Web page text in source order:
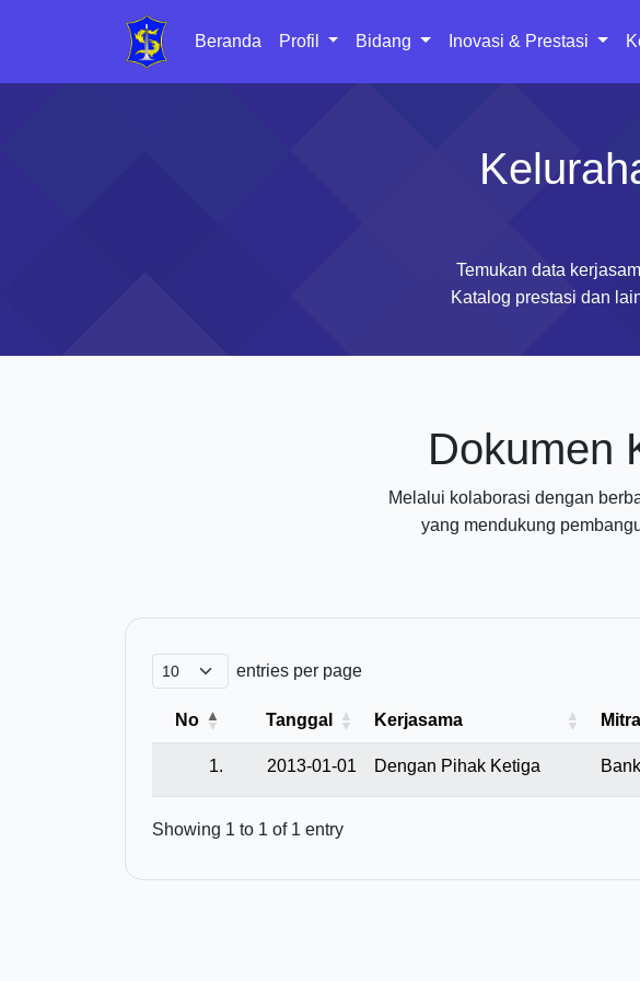
Beranda Profil Bidang Inovasi & Prestasi
Temukan data
Katalog prestasi dan
Dokumen
Melalui kolaborasi dengan
yang mendukung
entries per page
No Tanggal Kerjasama Mitra
1. 2013-01-01 Dengan Pihak Ketiga
Showing 1 to 1 of 1 entry